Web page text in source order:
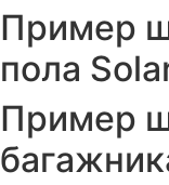
Пример
пола
Пример